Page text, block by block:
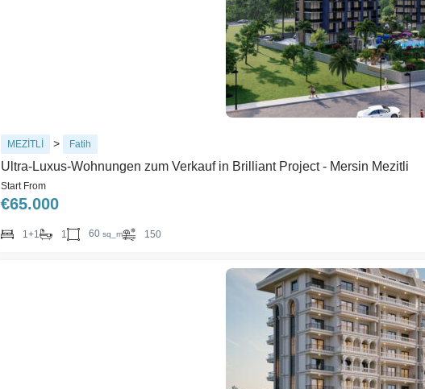
MEZİTLİ > Fatih
Ultra-Luxus-Wohnungen zum Verkauf in Brilliant Project - Mersin Mezitli
Start From
€65.000
1+1 1 60sq_m 150